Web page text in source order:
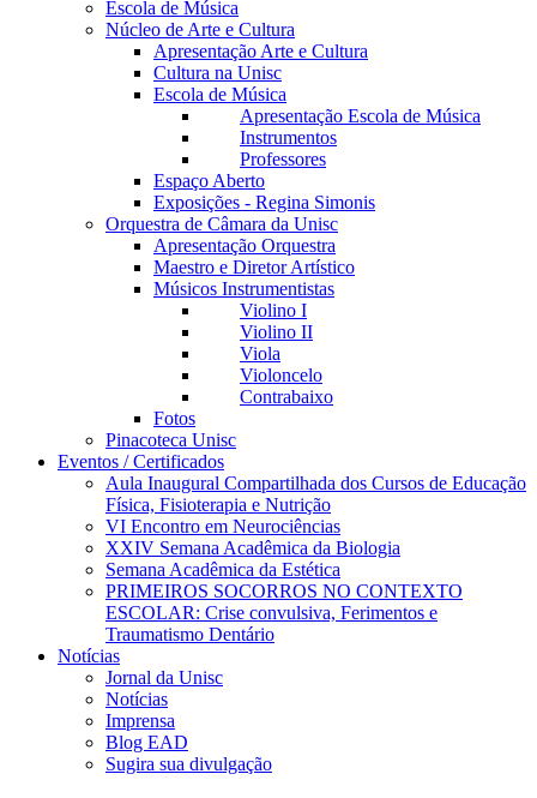
Escola de Música
Núcleo de Arte e Cultura
Apresentação Arte e Cultura
Cultura na Unisc
Escola de Música
Apresentação Escola de Música
Instrumentos
Professores
Espaço Aberto
Exposições - Regina Simonis
Orquestra de Câmara da Unisc
Apresentação Orquestra
Maestro e Diretor Artístico
Músicos Instrumentistas
Violino I
Violino II
Viola
Violoncelo
Contrabaixo
Fotos
Pinacoteca Unisc
Eventos / Certificados
Aula Inaugural Compartilhada dos Cursos de Educação
Física, Fisioterapia e Nutrição
VI Encontro em Neurociências
XXIV Semana Acadêmica da Biologia
Semana Acadêmica da Estética
PRIMEIROS SOCORROS NO CONTEXTO
ESCOLAR: Crise convulsiva, Ferimentos e
Traumatismo Dentário
Notícias
Jornal da Unisc
Notícias
Imprensa
Blog EAD
Sugira sua divulgação